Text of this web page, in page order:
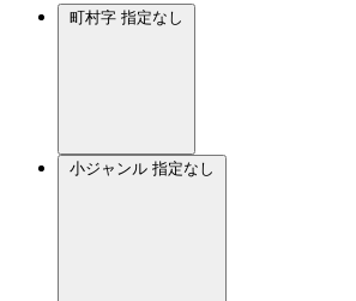
町村字 指定なし
小ジャンル 指定なし